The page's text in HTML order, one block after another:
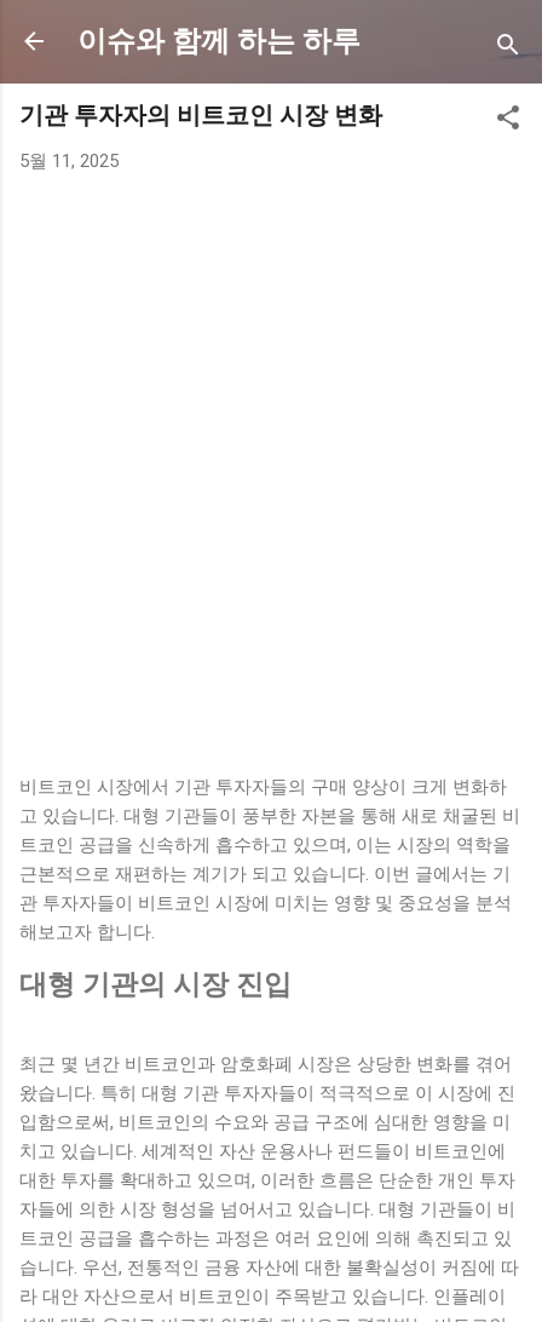
기본 콘텐츠로 건너뛰기
이슈와 함께 하는 하루
기관 투자자의 비트코인 시장 변화
5월 11, 2025
비트코인 시장에서 기관 투자자들의 구매 양상이 크게 변화하
고 있습니다. 대형 기관들이 풍부한 자본을 통해 새로 채굴된 비
트코인 공급을 신속하게 흡수하고 있으며, 이는 시장의 역학을
근본적으로 재편하는 계기가 되고 있습니다. 이번 글에서는 기
관 투자자들이 비트코인 시장에 미치는 영향 및 중요성을 분석
해보고자 합니다.
대형 기관의 시장 진입
최근 몇 년간 비트코인과 암호화폐 시장은 상당한 변화를 겪어
왔습니다. 특히 대형 기관 투자자들이 적극적으로 이 시장에 진
입함으로써, 비트코인의 수요와 공급 구조에 심대한 영향을 미
치고 있습니다. 세계적인 자산 운용사나 펀드들이 비트코인에
대한 투자를 확대하고 있으며, 이러한 흐름은 단순한 개인 투자
자들에 의한 시장 형성을 넘어서고 있습니다. 대형 기관들이 비
트코인 공급을 흡수하는 과정은 여러 요인에 의해 촉진되고 있
습니다. 우선, 전통적인 금융 자산에 대한 불확실성이 커짐에 따
라 대안 자산으로서 비트코인이 주목받고 있습니다. 인플레이